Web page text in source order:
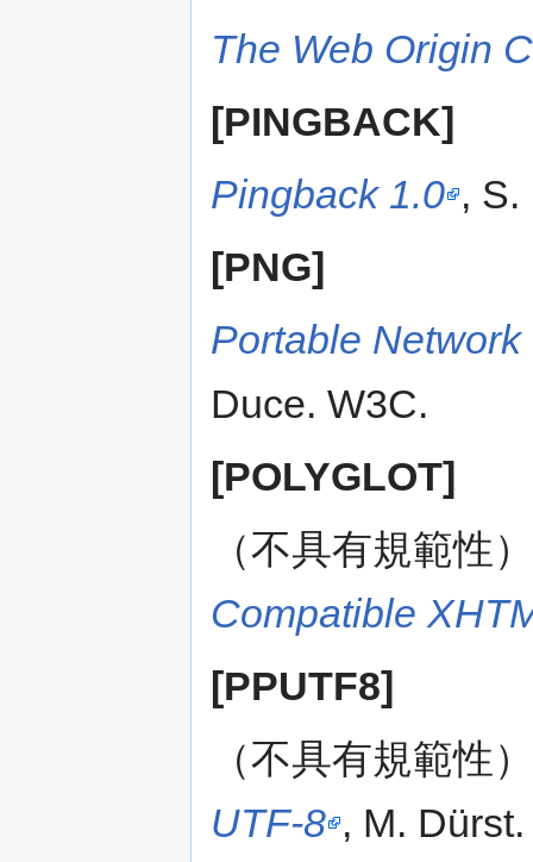
The Web Origin
[PINGBACK]
Pingback 1.0 ,
[PNG]
Portable
Duce. W3C.
[POLYGLOT]
（不具有規範性）
Compatible
[PPUTF8]
（不具有規範性）
UTF-8 , M.